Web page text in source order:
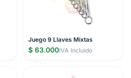
Juego 9 Llaves Mixtas
$ 63.000IVA Incluido